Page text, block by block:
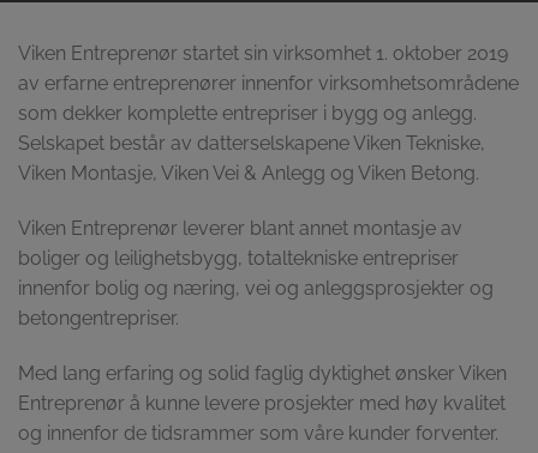
Viken Entreprenør startet sin virksomhet 1. oktober 2019
av erfarne entreprenører innenfor virksomhetsområdene
som dekker komplette entrepriser i bygg og anlegg.
Selskapet består av datterselskapene Viken Tekniske,
Viken Montasje, Viken Vei & Anlegg og Viken Betong.
Viken Entreprenør leverer blant annet montasje av
boliger og leilighetsbygg, totaltekniske entrepriser
innenfor bolig og næring, vei og anleggsprosjekter og
betongentrepriser.
Med lang erfaring og solid faglig dyktighet ønsker Viken
Entreprenør å kunne levere prosjekter med høy kvalitet
og innenfor de tidsrammer som våre kunder forventer.